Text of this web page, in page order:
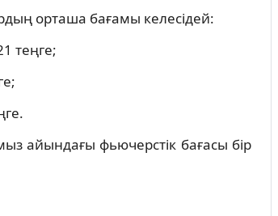
орташа бағамы келесідей:
теңге;
айындағы фьючерстік бағасы бір